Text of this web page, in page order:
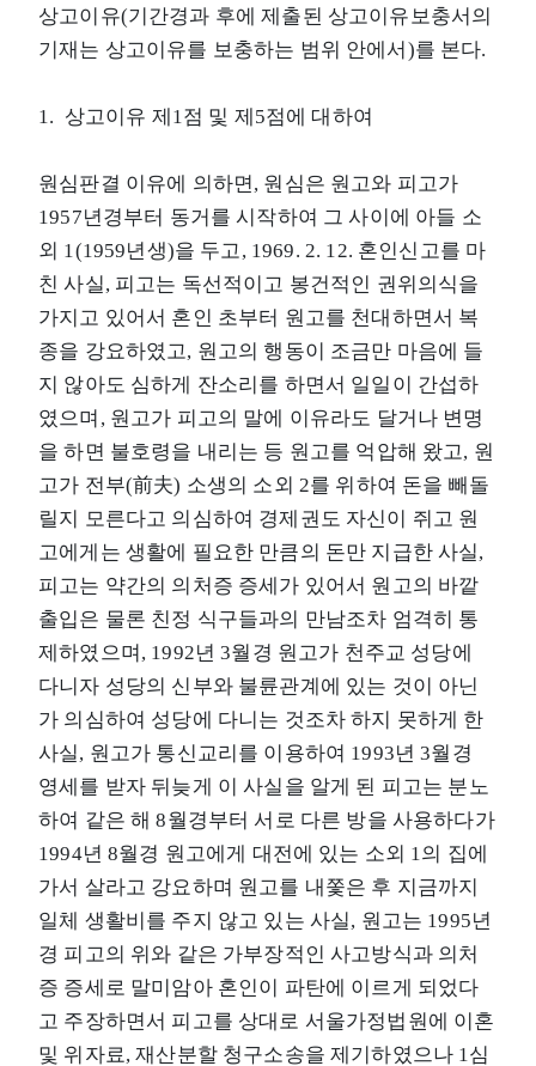
상고이유(기간경과 후에 제출된 상고이유보충서의
기재는 상고이유를 보충하는 범위 안에서)를 본다.
1. 상고이유 제1점 및 제5점에 대하여
원심판결 이유에 의하면, 원심은 원고와 피고가
1957년경부터 동거를 시작하여 그 사이에 아들 소
외 1(1959년생)을 두고, 1969. 2. 12. 혼인신고를 마
친 사실, 피고는 독선적이고 봉건적인 권위의식을
가지고 있어서 혼인 초부터 원고를 천대하면서 복
종을 강요하였고, 원고의 행동이 조금만 마음에 들
지 않아도 심하게 잔소리를 하면서 일일이 간섭하
였으며, 원고가 피고의 말에 이유라도 달거나 변명
을 하면 불호령을 내리는 등 원고를 억압해 왔고, 원
고가 전부(前夫) 소생의 소외 2를 위하여 돈을 빼돌
릴지 모른다고 의심하여 경제권도 자신이 쥐고 원
고에게는 생활에 필요한 만큼의 돈만 지급한 사실,
피고는 약간의 의처증 증세가 있어서 원고의 바깥
출입은 물론 친정 식구들과의 만남조차 엄격히 통
제하였으며, 1992년 3월경 원고가 천주교 성당에
다니자 성당의 신부와 불륜관계에 있는 것이 아닌
가 의심하여 성당에 다니는 것조차 하지 못하게 한
사실, 원고가 통신교리를 이용하여 1993년 3월경
영세를 받자 뒤늦게 이 사실을 알게 된 피고는 분노
하여 같은 해 8월경부터 서로 다른 방을 사용하다가
1994년 8월경 원고에게 대전에 있는 소외 1의 집에
가서 살라고 강요하며 원고를 내쫓은 후 지금까지
일체 생활비를 주지 않고 있는 사실, 원고는 1995년
경 피고의 위와 같은 가부장적인 사고방식과 의처
증 증세로 말미암아 혼인이 파탄에 이르게 되었다
고 주장하면서 피고를 상대로 서울가정법원에 이혼
및 위자료, 재산분할 청구소송을 제기하였으나 1심